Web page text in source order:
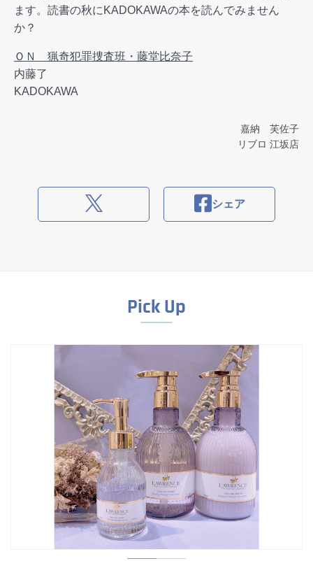
ます。読書の秋にKADOKAWAの本を読んでみません
か？
ＯＮ 猟奇犯罪捜査班・藤堂比奈子
内藤了
KADOKAWA
嘉納 芙佐子
リブロ 江坂店
シェア
Pick Up